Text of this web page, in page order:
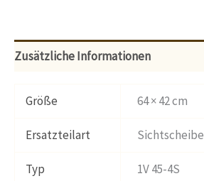
Zusätzliche Informationen
Größe 64 × 42 cm
Ersatzteilart Sichtscheibe
Typ 1V 45-4S